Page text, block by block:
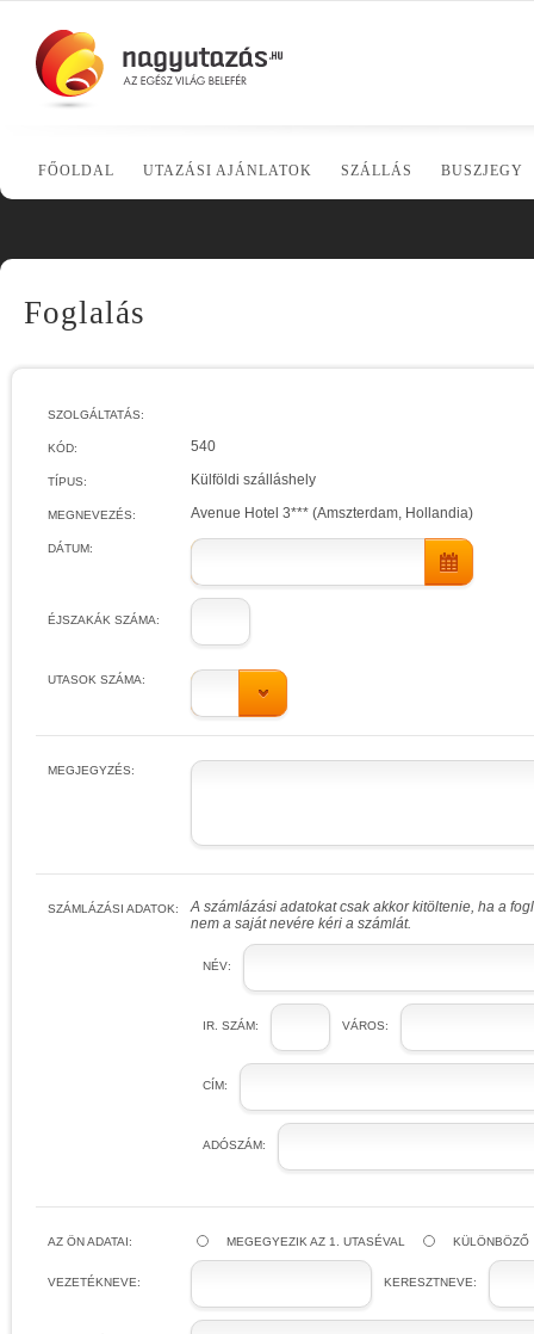
FŐOLDAL UTAZÁSI AJÁNLATOK SZÁLLÁS BUSZJEGY
Foglalás
SZOLGÁLTATÁS:
KÓD: 540
TÍPUS: Külföldi szálláshely
MEGNEVEZÉS: Avenue Hotel 3*** (Amszterdam, Hollandia)
DÁTUM:
ÉJSZAKÁK SZÁMA:
UTASOK SZÁMA:
MEGJEGYZÉS:
SZÁMLÁZÁSI ADATOK:
A számlázási adatokat csak akkor kitöltenie, ha a
nem a saját nevére kéri a számlát.
NÉV:
IR. SZÁM: VÁROS:
CÍM:
ADÓSZÁM:
AZ ÖN ADATAI: MEGEGYEZIK AZ 1. UTASÉVAL KÜLÖNBÖZŐ
VEZETÉKNEVE: KERESZTNEVE: